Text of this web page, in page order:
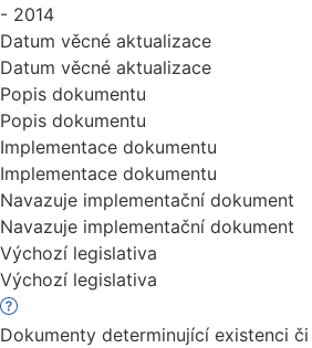
- 2014
Datum věcné aktualizace
Datum věcné aktualizace
Popis dokumentu
Popis dokumentu
Implementace dokumentu
Implementace dokumentu
Navazuje implementační dokument
Navazuje implementační dokument
Výchozí legislativa
Výchozí legislativa
Dokumenty determinující existenci